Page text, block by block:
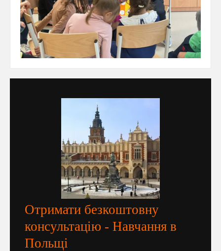
Отримати безкоштовну
консультацію - Навчання в
Польщі